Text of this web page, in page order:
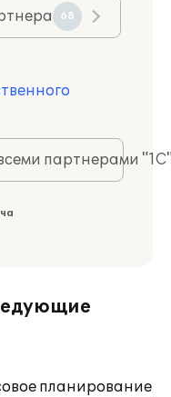
68
партнерами
планирование